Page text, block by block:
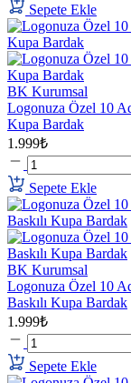
Sepete Ekle
BK Kurumsal
Logonuza Özel 10
Kupa Bardak
1.999₺
Sepete Ekle
BK Kurumsal
Logonuza Özel 10
Baskılı Kupa Bardak
1.999₺
Sepete Ekle